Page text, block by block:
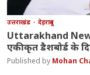
उत्तराखंड देहरादून
Uttarakhand
एकीकृत डैशबोर्ड के
Mohan